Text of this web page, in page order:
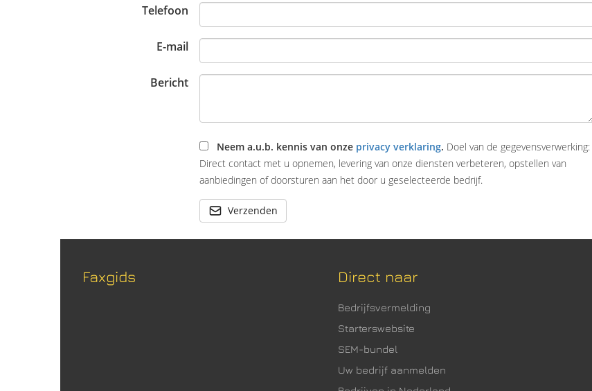
Telefoon
E-mail
Bericht
Neem a.u.b. kennis van onze privacy verklaring. Doel van de gegevensverwerking:
Direct contact met u opnemen, levering van onze diensten verbeteren, opstellen van
aanbiedingen of doorsturen aan het door u geselecteerde bedrijf.
Verzenden
Faxgids Direct naar
Bedrijfsvermelding
Starterswebsite
SEM-bundel
Uw bedrijf aanmelden